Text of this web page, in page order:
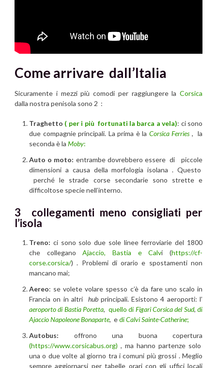
Come arrivare dall’Italia
Sicuramente i mezzi più comodi per raggiungere la Corsica
dalla nostra penisola sono 2 :
Traghetto ( per i più fortunati la barca a vela): ci sono
due compagnie principali. La prima è la Corsica Ferries , la
seconda è la Moby:
Auto o moto: entrambe dovrebbero essere di piccole
dimensioni a causa della morfologia isolana . Questo
perché le strade corse secondarie sono strette e
difficoltose specie nell’interno.
3 collegamenti meno consigliati per
l’isola
Treno: ci sono solo due sole linee ferroviarie del 1800
che colleganoAjaccio, Bastia e Calvi (https://cf-
corse.corsica/) . Problemi di orario e spostamenti non
mancano mai;
Aereo: se volete volare spesso c’è da fare uno scalo in
Francia on in altri hubprincipali. Esistono 4 aeroporti: l’
aeroporto di Bastia Poretta, quello di Figari Corsica del Sud,di
Ajaccio Napoleone Bonaparte, ediCalvi Sainte-Catherine;
Autobus: offrono una buona copertura
(https://www.corsicabus.org) , ma hanno partenze solo
una o due volte al giorno tra i comuni più grossi . Meglio
sempre aggiornarsi per tabelle orari con gli uffici locali